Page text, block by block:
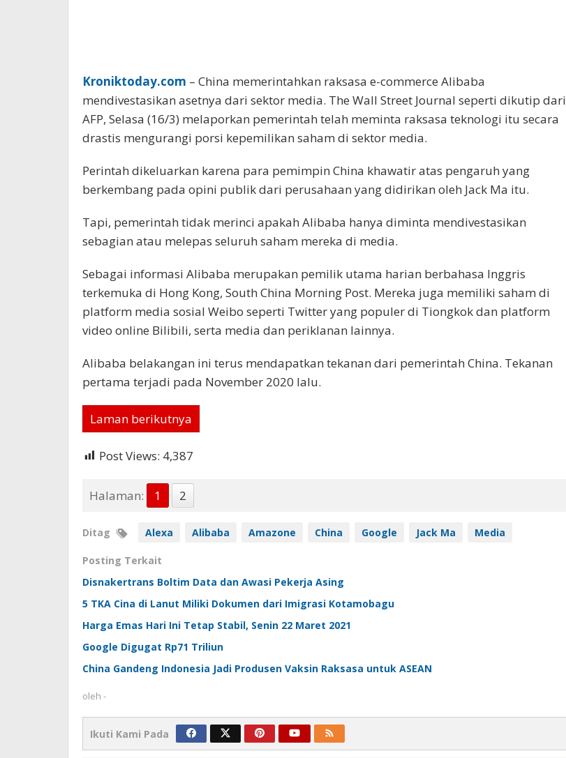
Kroniktoday.com – China memerintahkan raksasa e-commerce Alibaba
mendivestasikan asetnya dari sektor media. The Wall Street Journal seperti dikutip dari
AFP, Selasa (16/3) melaporkan pemerintah telah meminta raksasa teknologi itu secara
drastis mengurangi porsi kepemilikan saham di sektor media.
Perintah dikeluarkan karena para pemimpin China khawatir atas pengaruh yang
berkembang pada opini publik dari perusahaan yang didirikan oleh Jack Ma itu.
Tapi, pemerintah tidak merinci apakah Alibaba hanya diminta mendivestasikan
sebagian atau melepas seluruh saham mereka di media.
Sebagai informasi Alibaba merupakan pemilik utama harian berbahasa Inggris
terkemuka di Hong Kong, South China Morning Post. Mereka juga memiliki saham di
platform media sosial Weibo seperti Twitter yang populer di Tiongkok dan platform
video online Bilibili, serta media dan periklanan lainnya.
Alibaba belakangan ini terus mendapatkan tekanan dari pemerintah China. Tekanan
pertama terjadi pada November 2020 lalu.
Laman berikutnya
Post Views: 4,387
Halaman: 1 2
Ditag Alexa Alibaba Amazone China Google Jack Ma Media
Posting Terkait
Disnakertrans Boltim Data dan Awasi Pekerja Asing
5 TKA Cina di Lanut Miliki Dokumen dari Imigrasi Kotamobagu
Harga Emas Hari Ini Tetap Stabil, Senin 22 Maret 2021
Google Digugat Rp71 Triliun
China Gandeng Indonesia Jadi Produsen Vaksin Raksasa untuk ASEAN
oleh -
Ikuti Kami Pada